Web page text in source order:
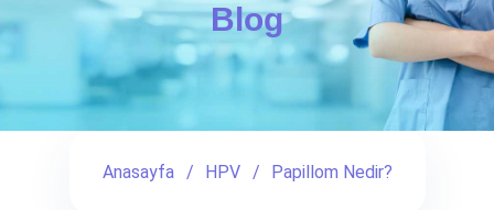
Blog
Anasayfa HPV Papillom Nedir?